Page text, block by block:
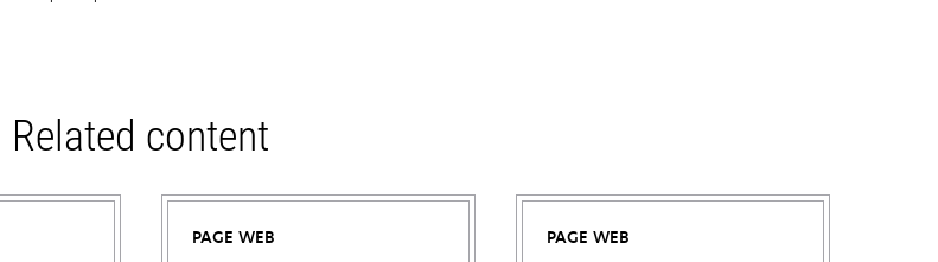
Related content
PAGE WEB PAGE WEB